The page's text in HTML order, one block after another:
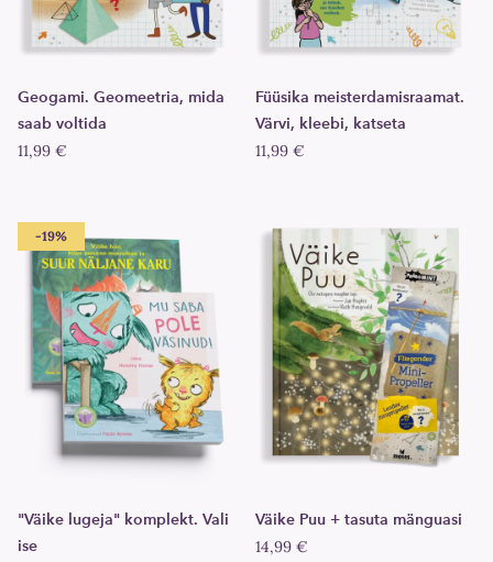
Geogami. Geomeetria, mida
saab voltida
11,99 €
Füüsika meisterdamisraamat.
Värvi, kleebi, katseta
11,99 €
-19%
"Väike lugeja" komplekt. Vali
ise
Väike Puu + tasuta mänguasi
14,99 €